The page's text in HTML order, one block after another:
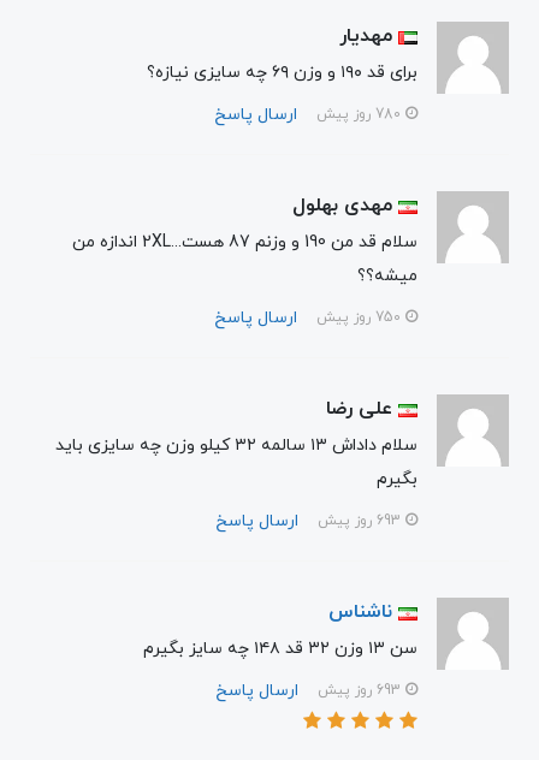
مهدیار
برای قد ۱۹۰ و وزن ۶۹ چه سایزی نیازه؟
ارسال پاسخ
مهدی بهلول
سلام قد من 190 و وزنم 87 هست...2XL اندازه من
میشه؟؟
ارسال پاسخ
علی رضا
سلام داداش ۱۳ سالمه ۳۲ کیلو وزن چه سایزی باید
بگیرم
ارسال پاسخ
ناشناس
سن ۱۳ وزن ۳۲ قد ۱۴۸ چه سایز بگیرم
ارسال پاسخ